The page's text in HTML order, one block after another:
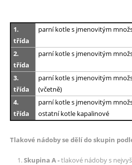
1.
třída
parní kotle s jmenovitým
2.
třída
parní kotle s jmenovitým
3.
třída
parní kotle s jmenovitým
(včetně)
4.
třída
parní kotle s jmenovitým
ostatní kotle kapalinové
Tlakové nádoby se dělí do skupin
Skupina A -tlakové nádoby s